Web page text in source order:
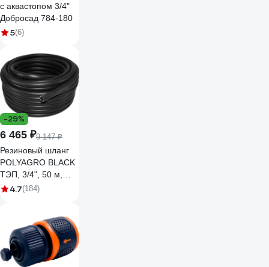
с аквастопом 3/4"
Добросад 784-180
5(6)
-29%
6 465 ₽9 147 ₽
Резиновый шланг
POLYAGRO BLACK
ТЭП, 3/4", 50 м,
армированный,
4.7(184)